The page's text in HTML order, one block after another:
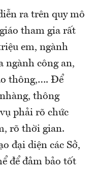
ra trên quy mô
tham gia rất
em, ngành
ngành công an,
thông,…. Để
thông
phải rõ chức
rõ thời gian.
đại diện các Sở,
để đảm bảo tốt